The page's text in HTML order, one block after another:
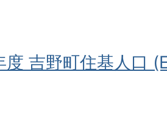
度 吉野町住基人口